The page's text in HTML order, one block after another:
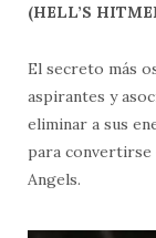
(HELL’S
El secreto más
aspirantes y
eliminar a sus
para convertirse
Angels.